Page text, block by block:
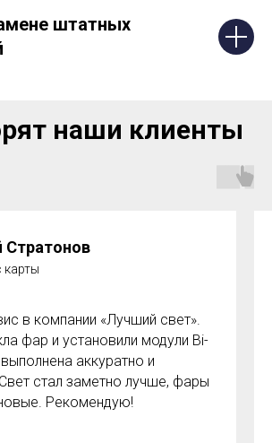
штатных
наши клиенты
Стратонов
карты
в компании «Лучший свет».
фар и установили модули Bi-
аккуратно и
стал заметно лучше, фары
Рекомендую!